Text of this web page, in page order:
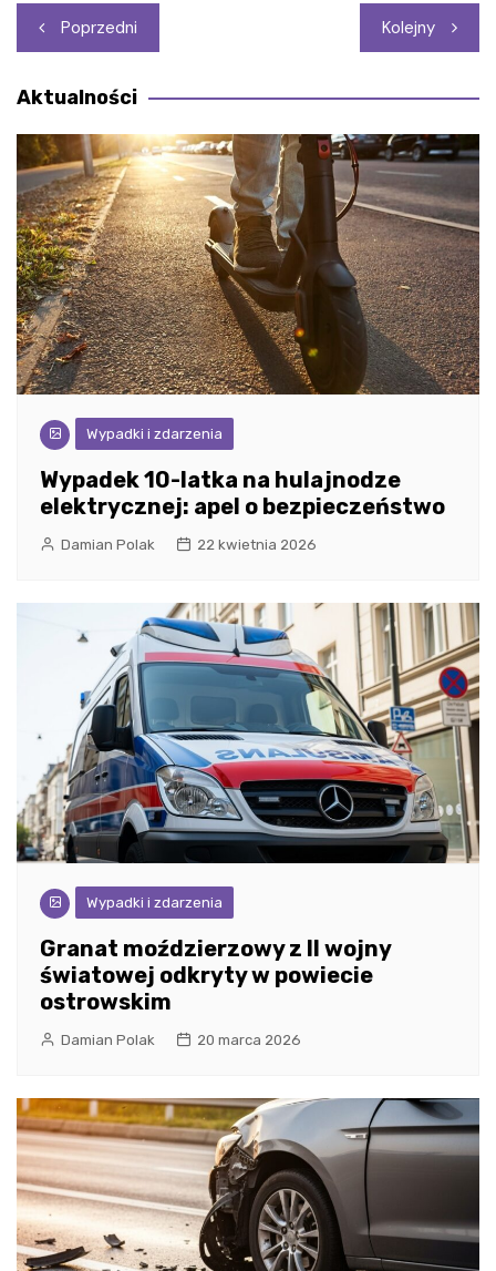
Nawigacja
wpisu
Poprzedni Kolejny
Aktualności
Wypadki i zdarzenia
Wypadek 10-latka na hulajnodze
elektrycznej: apel o bezpieczeństwo
Damian Polak 22 kwietnia 2026
Wypadki i zdarzenia
Granat moździerzowy z II wojny
światowej odkryty w powiecie
ostrowskim
Damian Polak 20 marca 2026